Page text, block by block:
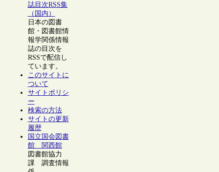
誌目次RSS集
（国内）
日本の図書
館・図書館情
報学関係情報
誌の目次を
RSSで配信し
ています。
このサイトに
ついて
サイトポリシ
ー
検索の方法
サイトの更新
履歴
国立国会図書
館 関西館
図書館協力
課 調査情報